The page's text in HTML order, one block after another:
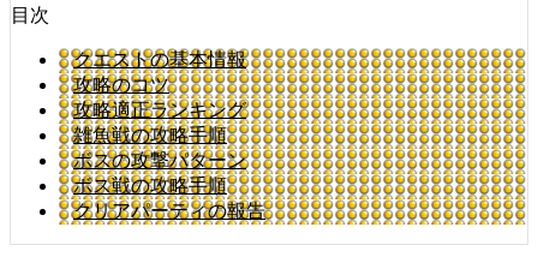
目次
クエストの基本情報
攻略のコツ
攻略適正ランキング
雑魚戦の攻略手順
ボスの攻撃パターン
ボス戦の攻略手順
クリアパーティの報告